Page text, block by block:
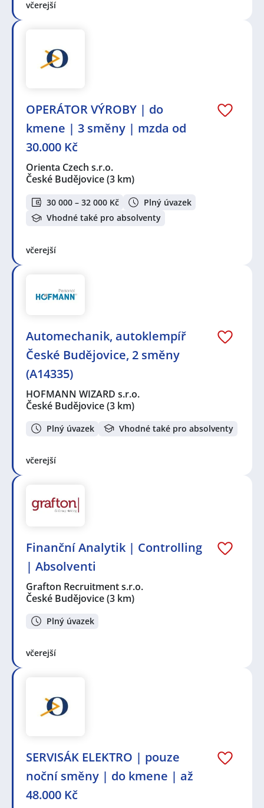
včerejší
OPERÁTOR VÝROBY | do
kmene | 3 směny | mzda od
30.000 Kč
Orienta Czech s.r.o.
České Budějovice(3 km)
30 000 – 32 000 Kč
Plný úvazek
Vhodné také pro absolventy
včerejší
Automechanik, autoklempíř
České Budějovice, 2 směny
(A14335)
HOFMANN WIZARD s.r.o.
České Budějovice(3 km)
Plný úvazek Vhodné také pro absolventy
včerejší
Finanční Analytik | Controlling
| Absolventi
Grafton Recruitment s.r.o.
České Budějovice(3 km)
Plný úvazek
včerejší
SERVISÁK ELEKTRO | pouze
noční směny | do kmene | až
48.000 Kč